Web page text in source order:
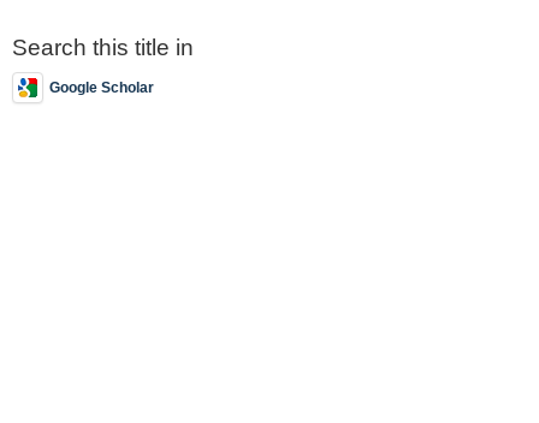
Search this title in
Google Scholar